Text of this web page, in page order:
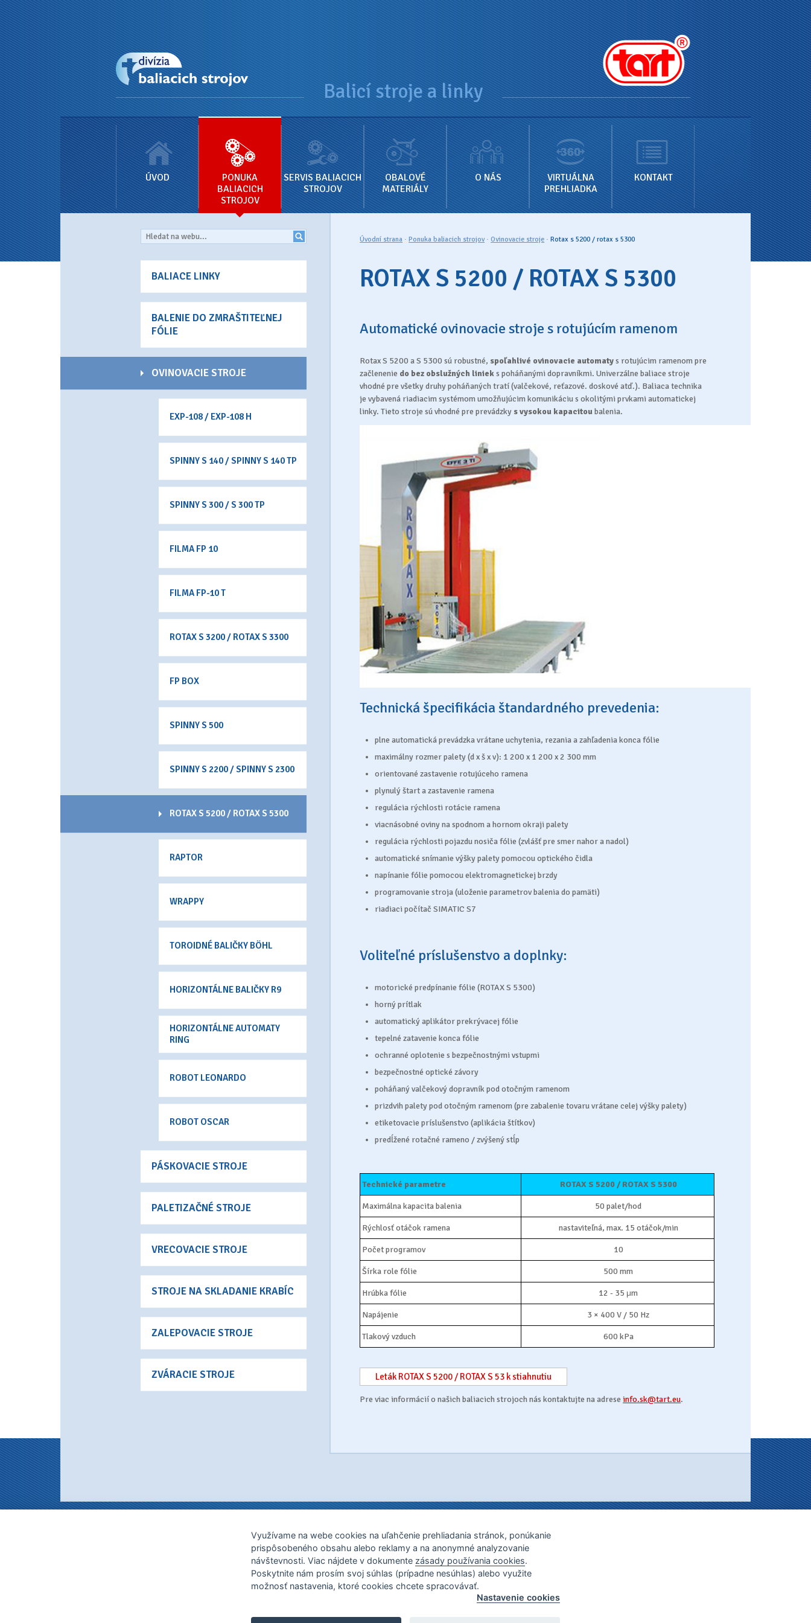
Balicí stroje a linky
ÚVOD
PONUKA
BALIACICH
STROJOV
SERVIS BALIACICH
STROJOV
OBALOVÉ
MATERIÁLY
O NÁS
VIRTUÁLNA
PREHLIADKA
KONTAKT
BALIACE LINKY
BALENIE DO ZMRAŠTITEĽNEJ
FÓLIE
OVINOVACIE STROJE
EXP-108 / EXP-108 H
SPINNY S 140 / SPINNY S 140 TP
SPINNY S 300 / S 300 TP
FILMA FP 10
FILMA FP-10 T
ROTAX S 3200 / ROTAX S 3300
FP BOX
SPINNY S 500
SPINNY S 2200 / SPINNY S 2300
ROTAX S 5200 / ROTAX S 5300
RAPTOR
WRAPPY
TOROIDNÉ BALIČKY BÖHL
HORIZONTÁLNE BALIČKY R9
HORIZONTÁLNE AUTOMATY
RING
ROBOT LEONARDO
ROBOT OSCAR
PÁSKOVACIE STROJE
PALETIZAČNÉ STROJE
VRECOVACIE STROJE
STROJE NA SKLADANIE KRABÍC
ZALEPOVACIE STROJE
ZVÁRACIE STROJE
Úvodní strana ·Ponuka baliacich strojov·Ovinovacie stroje ·Rotax s 5200 / rotax s 5300
ROTAX S 5200 / ROTAX S 5300
Automatické ovinovacie stroje s rotujúcím ramenom
Rotax S 5200 a S 5300 sú robustné, spoľahlivé ovinovacie automatys rotujúcim ramenom pre
začlenenie do bez obslužných linieks poháňanými dopravníkmi. Univerzálne baliace stroje
vhodné pre všetky druhy poháňaných tratí (valčekové, reťazové. doskové atď.). Baliaca technika
je vybavená riadiacim systémom umožňujúcim komunikáciu s okolitými prvkami automatickej
linky. Tieto stroje sú vhodné pre prevádzky s vysokou kapacitoubalenia.
Technická špecifikácia štandardného prevedenia:
plne automatická prevádzka vrátane uchytenia, rezania a zahľadenia konca fólie
maximálny rozmer palety (d x š x v): 1 200 x 1 200 x 2 300 mm
orientované zastavenie rotujúceho ramena
plynulý štart a zastavenie ramena
regulácia rýchlosti rotácie ramena
viacnásobné oviny na spodnom a hornom okraji palety
regulácia rýchlosti pojazdu nosiča fólie (zvlášť pre smer nahor a nadol)
automatické snímanie výšky palety pomocou optického čidla
napínanie fólie pomocou elektromagnetickej brzdy
programovanie stroja (uloženie parametrov balenia do pamäti)
riadiaci počítač SIMATIC S7
Voliteľné príslušenstvo a doplnky:
motorické predpínanie fólie (ROTAX S 5300)
horný prítlak
automatický aplikátor prekrývacej fólie
tepelné zatavenie konca fólie
ochranné oplotenie s bezpečnostnými vstupmi
bezpečnostné optické závory
poháňaný valčekový dopravník pod otočným ramenom
prizdvih palety pod otočným ramenom (pre zabalenie tovaru vrátane celej výšky palety)
etiketovacie príslušenstvo (aplikácia štítkov)
predĺžené rotačné rameno / zvýšený stĺp
Technické parametre ROTAX S 5200 / ROTAX S 5300
Maximálna kapacita balenia 50 palet/hod
Rýchlosť otáčok ramena nastaviteľná, max. 15 otáčok/min
Počet programov 10
Šírka role fólie 500 mm
Hrúbka fólie 12 - 35 μm
Napájenie 3 × 400 V / 50 Hz
Tlakový vzduch 600 kPa
Leták ROTAX S 5200 / ROTAX S 53 k stiahnutiu
Pre viac informácií o našich baliacich strojoch nás kontaktujte na adreseinfo.sk@tart.eu.
Tehelná 7, 915 01 Nové Mesto nad Váhom tel.: +421 327 719 210
ovinovacie stroje,stroje pre balenie do teplom zmraštiteľnej fólie,zváracie stroje
. Súčasťou našej ponuky je ajzáručný a pozáručný servis baliacich strojov. Ako ušetriť na balenie a obaloch?
Využívame na webe cookies na uľahčenie prehliadania stránok, ponúkanie
prispôsobeného obsahu alebo reklamy a na anonymné analyzovanie
návštevnosti. Viac nájdete v dokumente zásady používania cookies.
Poskytnite nám prosím svoj súhlas (prípadne nesúhlas) alebo využite
možnosť nastavenia, ktoré cookies chcete spracovávať.
Nastavenie cookies